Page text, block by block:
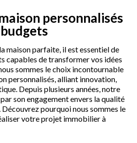
personnalisés
maison parfaite, il est essentiel de
capables de transformer vos idées
sommes le choix incontournable
personnalisés, alliant innovation,
Depuis plusieurs années, notre
son engagement envers la qualité
pourquoi nous sommes le
votre projet immobilier à